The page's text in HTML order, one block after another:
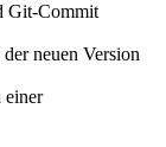
Git-Commit
neuen Version
einer